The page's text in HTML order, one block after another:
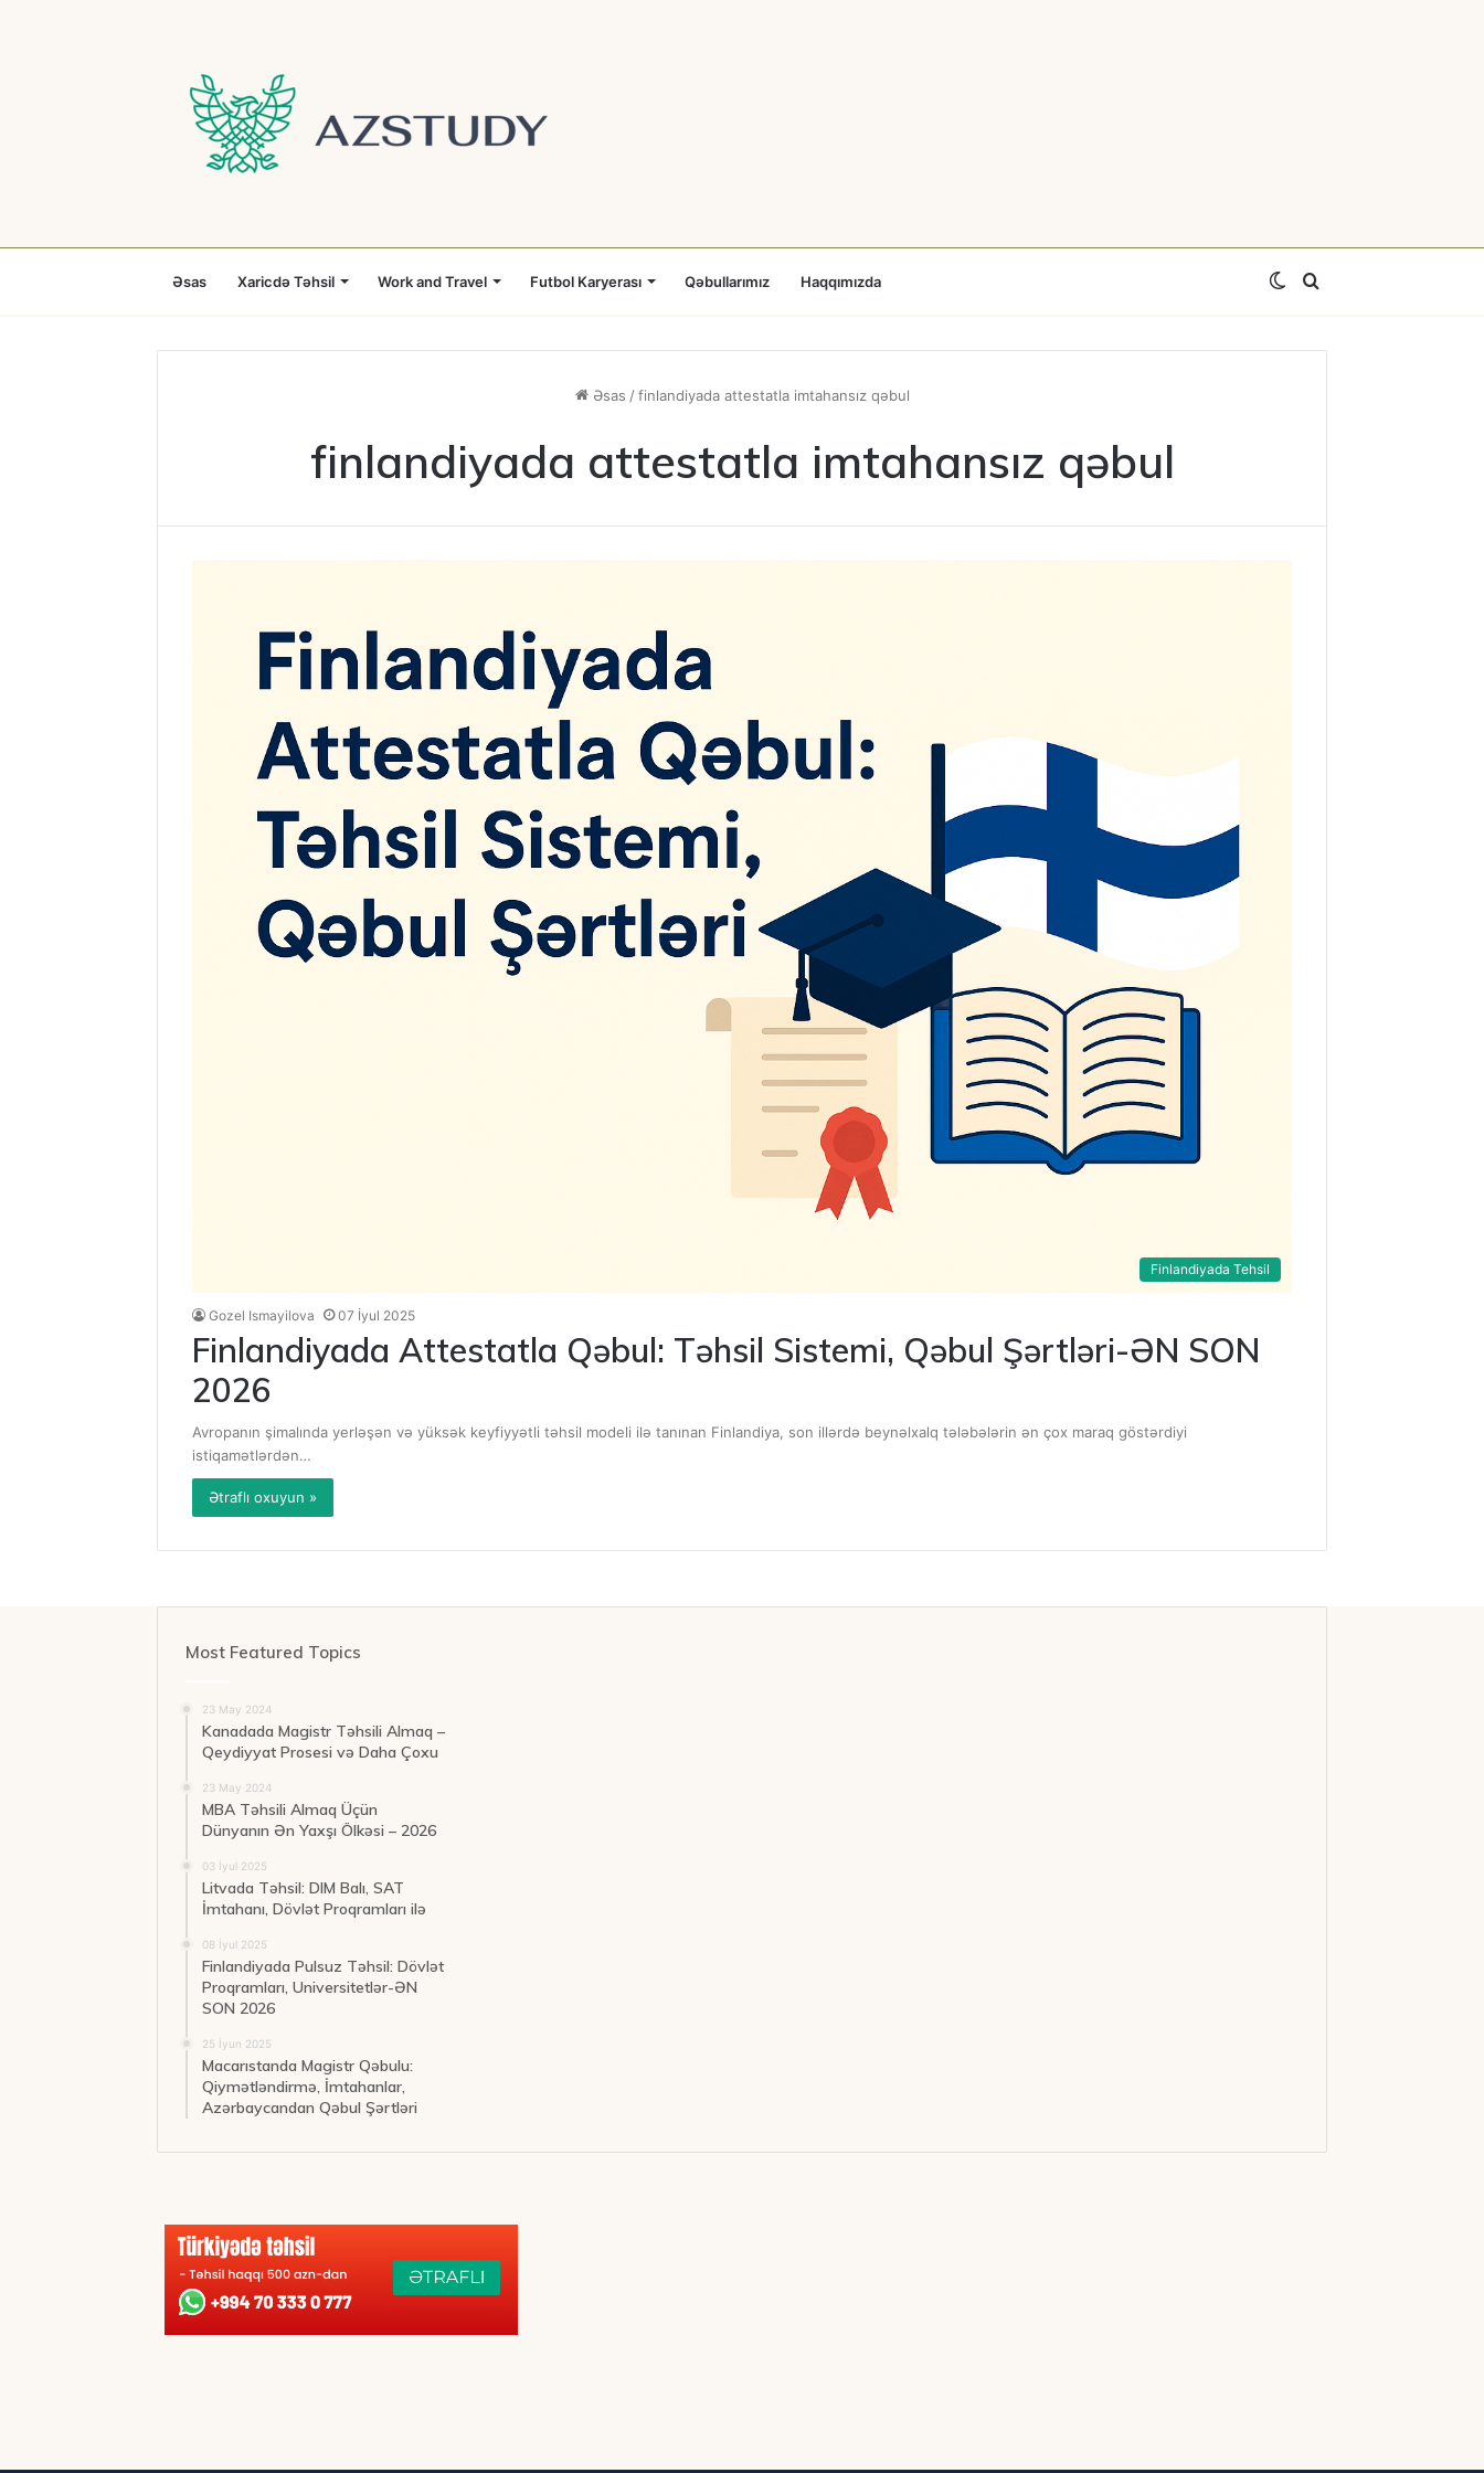
Əsas Xaricdə Təhsil Work and Travel Futbol Karyerası Qəbullarımız Haqqımızda Axtar
Switch
skin
Əsas / finlandiyada attestatla imtahansız qəbul
finlandiyada attestatla imtahansız qəbul
Finlandiyada Tehsil
Gozel Ismayilova 07 İyul 2025
Finlandiyada Attestatla Qəbul: Təhsil Sistemi, Qəbul Şərtləri-ƏN SON
2026
Avropanın şimalında yerləşən və yüksək keyfiyyətli təhsil modeli ilə tanınan Finlandiya, son illərdə beynəlxalq tələbələrin ən çox maraq göstərdiyi
istiqamətlərdən…
Ətraflı oxuyun »
Most Featured Topics
23 May 2024
Kanadada Magistr Təhsili Almaq –
Qeydiyyat Prosesi və Daha Çoxu
23 May 2024
MBA Təhsili Almaq Üçün
Dünyanın Ən Yaxşı Ölkəsi – 2026
03 İyul 2025
Litvada Təhsil: DIM Balı, SAT
İmtahanı, Dövlət Proqramları ilə
08 İyul 2025
Finlandiyada Pulsuz Təhsil: Dövlət
Proqramları, Universitetlər-ƏN
SON 2026
25 İyun 2025
Macarıstanda Magistr Qəbulu:
Qiymətləndirmə, İmtahanlar,
Azərbaycandan Qəbul Şərtləri